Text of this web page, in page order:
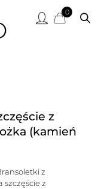
0
z
(kamień
z
z